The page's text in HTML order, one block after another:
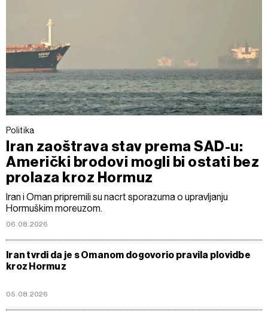
Politika
Iran zaoštrava stav prema SAD-u:
Američki brodovi mogli bi ostati bez
prolaza kroz Hormuz
Iran i Oman pripremili su nacrt sporazuma o upravljanju
Hormuškim moreuzom.
06.08.2026
Iran tvrdi da je s Omanom dogovorio pravila plovidbe
kroz Hormuz
05.08.2026